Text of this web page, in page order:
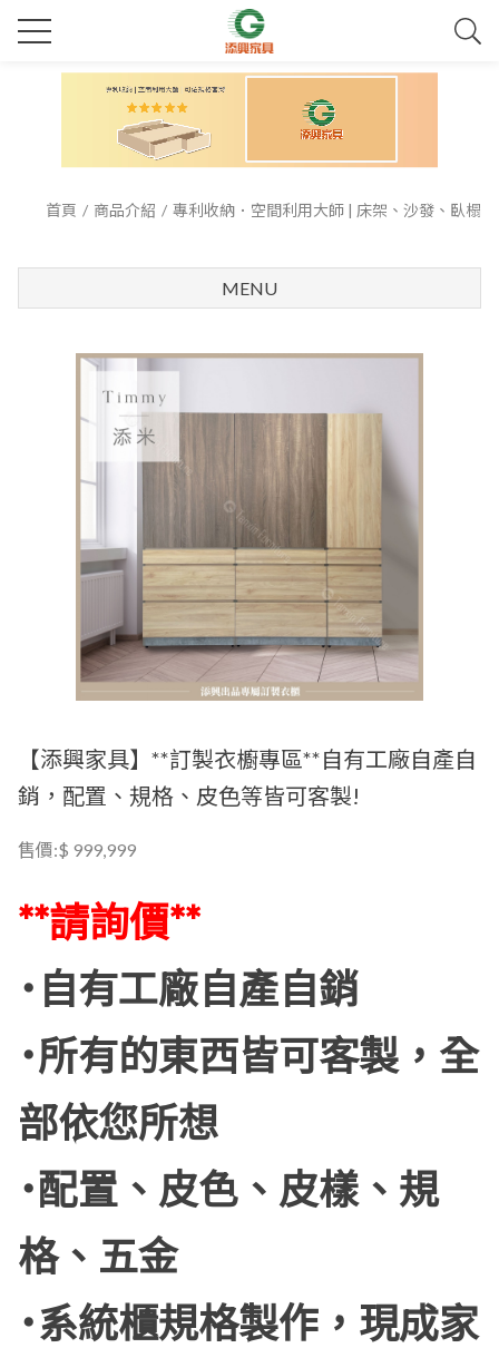
首頁 商品介紹 專利收納．空間利用大師 | 床架、沙發、臥榻
MENU
【添興家具】**訂製衣櫥專區**自有工廠自產自
銷，配置、規格、皮色等皆可客製!
售價:$ 999,999
**請詢價**
˙自有工廠自產自銷
˙所有的東西皆可客製，全
部依您所想
˙配置、皮色、皮樣、規
格、五金
˙系統櫃規格製作，現成家